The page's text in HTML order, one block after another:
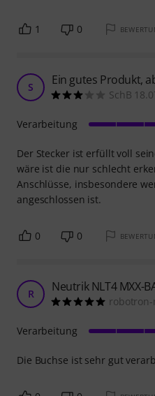
1 0
S Ein gutes Produkt,
SchB
Der Stecker ist erfüllt voll
wäre ist die nur schlecht
Anschlüsse, insbesondere
angeschlossen ist.
Verarbeitung
0 0
R Neutrik NLT4 MXX-
robotron-
Die Buchse ist sehr gut
Verarbeitung